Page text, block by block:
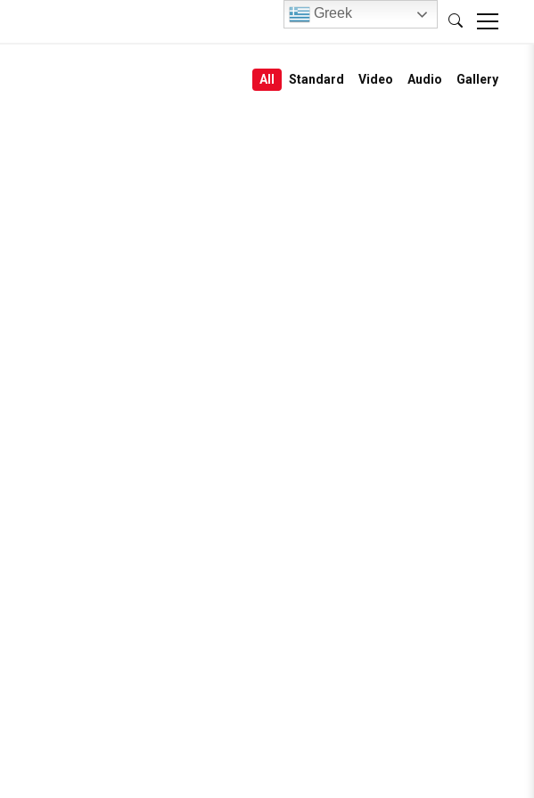
All Standard Video Audio Gallery
Greek